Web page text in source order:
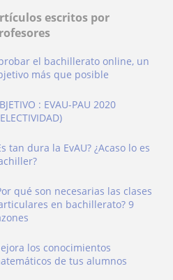
escritos por
el bachillerato online, un
más que posible
: EVAU-PAU 2020
tan dura la EvAU? ¿Acaso lo es
qué son necesarias las clases
en bachillerato? 9
los conocimientos
de tus alumnos